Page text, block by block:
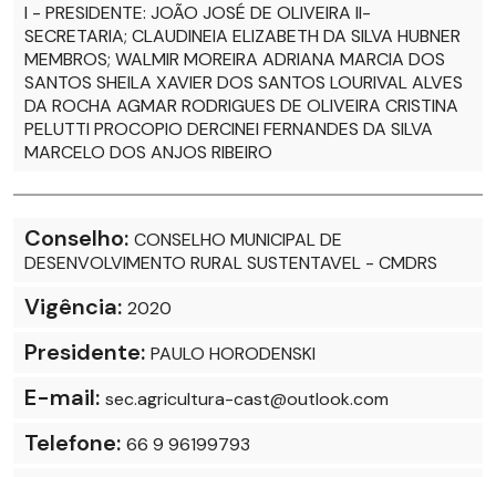
I - PRESIDENTE: JOÃO JOSÉ DE OLIVEIRA II-
SECRETARIA; CLAUDINEIA ELIZABETH DA SILVA HUBNER
MEMBROS; WALMIR MOREIRA ADRIANA MARCIA DOS
SANTOS SHEILA XAVIER DOS SANTOS LOURIVAL ALVES
DA ROCHA AGMAR RODRIGUES DE OLIVEIRA CRISTINA
PELUTTI PROCOPIO DERCINEI FERNANDES DA SILVA
MARCELO DOS ANJOS RIBEIRO
Conselho: CONSELHO MUNICIPAL DE
DESENVOLVIMENTO RURAL SUSTENTAVEL - CMDRS
Vigência: 2020
Presidente: PAULO HORODENSKI
E-mail: sec.agricultura-cast@outlook.com
Telefone: 66 9 96199793